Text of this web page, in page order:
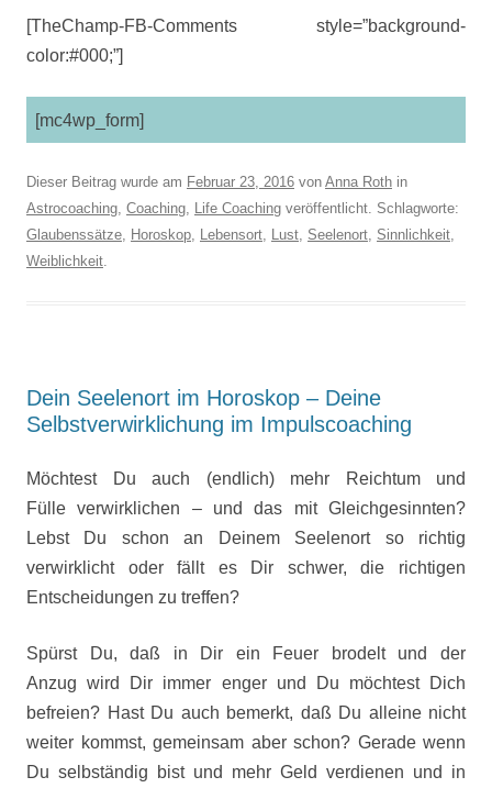
[TheChamp-FB-Comments style=”background-
color:#000;”]
[mc4wp_form]
Dieser Beitrag wurde am Februar 23, 2016 von Anna Roth in
Astrocoaching, Coaching, Life Coaching veröffentlicht. Schlagworte:
Glaubenssätze, Horoskop, Lebensort, Lust, Seelenort, Sinnlichkeit,
Weiblichkeit.
Dein Seelenort im Horoskop – Deine
Selbstverwirklichung im Impulscoaching
Möchtest Du auch (endlich) mehr Reichtum und
Fülle verwirklichen – und das mit Gleichgesinnten?
Lebst Du schon an Deinem Seelenort so richtig
verwirklicht oder fällt es Dir schwer, die richtigen
Entscheidungen zu treffen?
Spürst Du, daß in Dir ein Feuer brodelt und der
Anzug wird Dir immer enger und Du möchtest Dich
befreien? Hast Du auch bemerkt, daß Du alleine nicht
weiter kommst, gemeinsam aber schon? Gerade wenn
Du selbständig bist und mehr Geld verdienen und in